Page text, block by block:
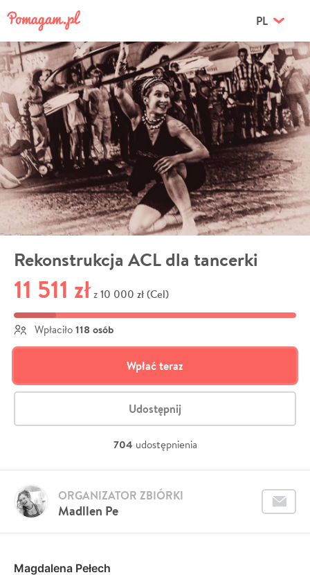
PL
Rekonstrukcja ACL dla tancerki
11 511 zł z 10 000 zł (Cel)
Wpłaciło 118 osób
Wpłać teraz
Udostępnij
704 udostępnienia
Madllen Pe
ORGANIZATOR ZBIÓRKI
Magdalena Pełech